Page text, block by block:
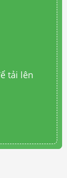
tải lên